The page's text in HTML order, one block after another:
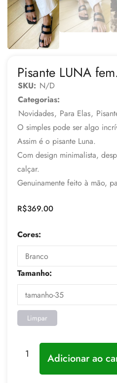
Pisante LUNA
SKU: N/D
Categorias:
Novidades, Para Elas,
O simples pode ser algo
Assim é o pisante Luna.
Com design minimalista,
calçar.
Genuinamente feito à mão,
R$369.00
Cores:
Tamanho:
Limpar
Adicionar ao